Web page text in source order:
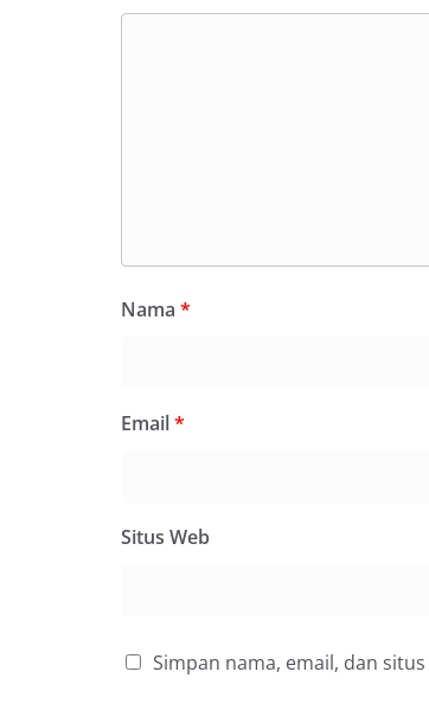
Nama *
Email*
Situs Web
Simpan nama, email, dan